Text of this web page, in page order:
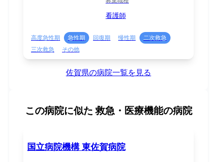
看護師
高度急性期 急性期 回復期 慢性期
二次救急
三次救急
その他
佐賀県の病院一覧を見る
この病院に似た 救急・医療機能の病院
国立病院機構 東佐賀病院